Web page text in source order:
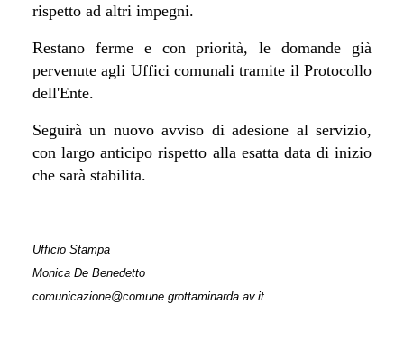
rispetto ad altri impegni.
Restano ferme e con priorità, le domande già
pervenute agli Uffici comunali tramite il Protocollo
dell'Ente.
Seguirà un nuovo avviso di adesione al servizio,
con largo anticipo rispetto alla esatta data di inizio
che sarà stabilita.
Ufficio Stampa
Monica De Benedetto
comunicazione@comune.grottaminarda.av.it